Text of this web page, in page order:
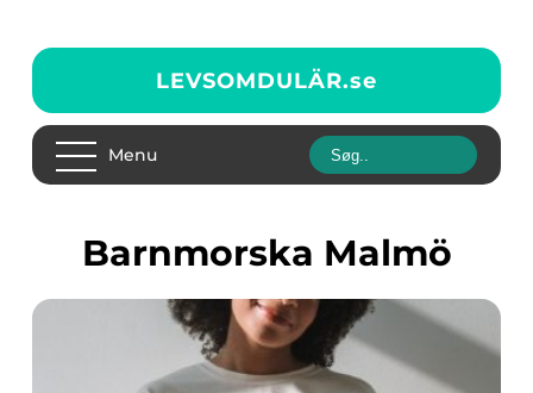
LEVSOMDULÄR.se
Menu
barnmorska Malmö